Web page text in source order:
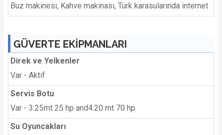
Buz makinesi, Kahve makinası, Türk karasularında internet
GÜVERTE EKİPMANLARI
Direk ve Yelkenler
Var - Aktif
Servis Botu
Var - 3.25mt 25 hp and4.20 mt 70 hp
Su Oyuncakları